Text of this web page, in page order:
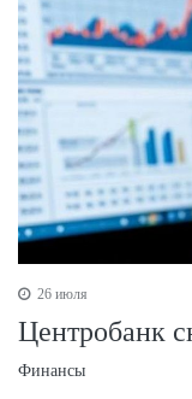
26 июля
Центробанк
Финансы